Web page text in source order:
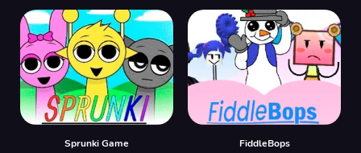
Sprunki Game FiddleBops